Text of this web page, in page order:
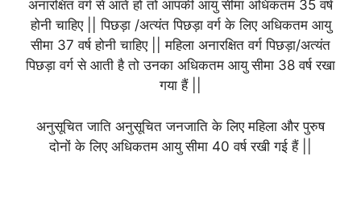
अनारक्षित वर्ग से आते हो तो आपकी आयु सीमा अधिकतम 35 वर्ष
होनी चाहिए || पिछड़ा /अत्यंत पिछड़ा वर्ग के लिए अधिकतम आयु
सीमा 37 वर्ष होनी चाहिए || महिला अनारक्षित वर्ग पिछड़ा/अत्यंत
पिछड़ा वर्ग से आती है तो उनका अधिकतम आयु सीमा 38 वर्ष रखा
गया हैं ||
अनुसूचित जाति अनुसूचित जनजाति के लिए महिला और पुरुष
दोनों के लिए अधिकतम आयु सीमा 40 वर्ष रखी गई हैं ||